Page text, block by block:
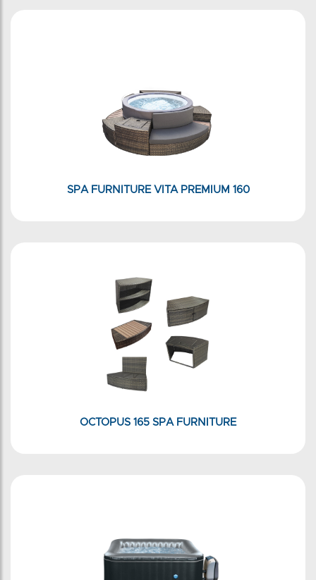
SPA FURNITURE VITA PREMIUM 160
OCTOPUS 165 SPA FURNITURE